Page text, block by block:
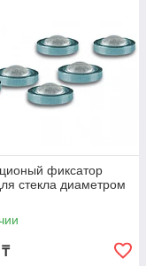
фиксатор
стекла диаметром
₸